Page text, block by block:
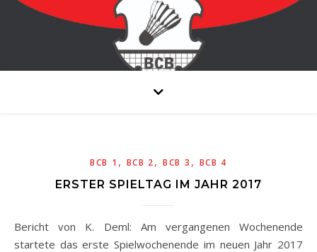
BCB 1 , BCB 2, BCB 3 , BCB 4
ERSTER SPIELTAG IM JAHR 2017
Bericht von K. Deml: Am vergangenen Wochenende
startete das erste Spielwochenende im neuen Jahr 2017